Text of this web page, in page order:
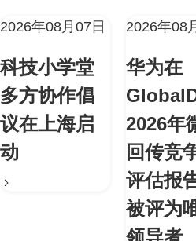
2026年08月07日
科技小学堂
多方协作倡
议在上海启
动
2026年08
华为在
2026年
回传竞
评估报
被评为
领导者